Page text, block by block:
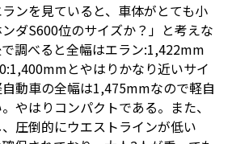
ンを見ていると、車体がとても小
ダS600位のサイズか？」と考えな
調べると全幅はエラン:1,422mm
とやはりかなり近いサイ
動車の全幅は1,475mmなので軽自
やはりコンパクトである。また、
圧倒的にウエストラインが低い